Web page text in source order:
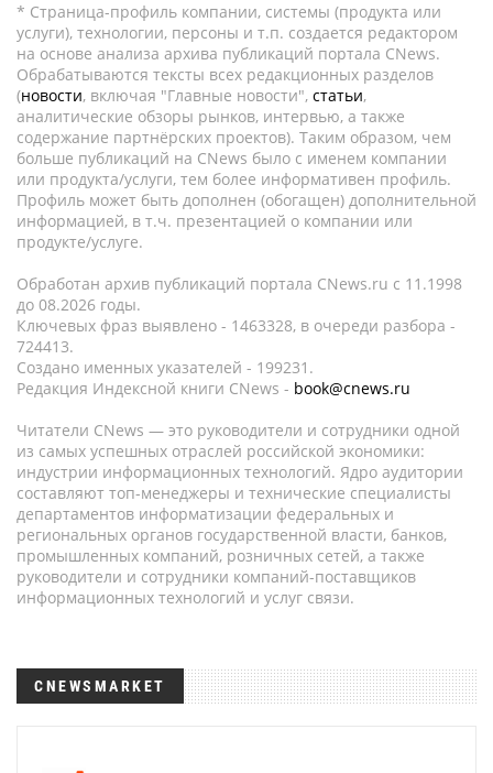
* Страница-профиль компании, системы (продукта или
услуги), технологии, персоны и т.п. создается редактором
на основе анализа архива публикаций портала CNews.
Обрабатываются тексты всех редакционных разделов
(новости, включая "Главные новости", статьи,
аналитические обзоры рынков, интервью, а также
содержание партнёрских проектов). Таким образом, чем
больше публикаций на CNews было с именем компании
или продукта/услуги, тем более информативен профиль.
Профиль может быть дополнен (обогащен) дополнительной
информацией, в т.ч. презентацией о компании или
продукте/услуге.
Обработан архив публикаций портала CNews.ru c 11.1998
до 08.2026 годы.
Ключевых фраз выявлено - 1463328, в очереди разбора -
724413.
Создано именных указателей - 199231.
Редакция Индексной книги CNews - book@cnews.ru
Читатели CNews — это руководители и сотрудники одной
из самых успешных отраслей российской экономики:
индустрии информационных технологий. Ядро аудитории
составляют топ-менеджеры и технические специалисты
департаментов информатизации федеральных и
региональных органов государственной власти, банков,
промышленных компаний, розничных сетей, а также
руководители и сотрудники компаний-поставщиков
информационных технологий и услуг связи.
CNEWSMARKET